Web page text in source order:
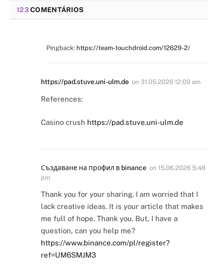
123COMENTÁRIOS
Pingback: https://team-touchdroid.com/12629-2/
https://pad.stuve.uni-ulm.de on 31.05.2026 12:09 am
References:
Casino crush https://pad.stuve.uni-ulm.de
Създаване на профил в binance on 15.06.2026 5:48
pm
Thank you for your sharing. I am worried that I
lack creative ideas. It is your article that makes
me full of hope. Thank you. But, I have a
question, can you help me?
https://www.binance.com/pl/register?
ref=UM6SMJM3